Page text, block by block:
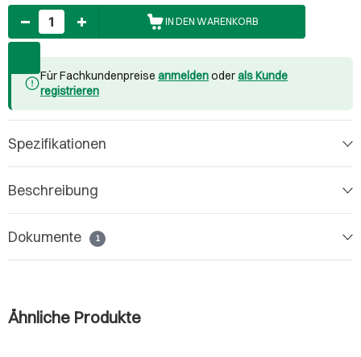
Anzahl
IN DEN WARENKORB
Für Fachkundenpreise anmeldenoderals Kunde
registrieren
Spezifikationen
Beschreibung
Dokumente 1
Ähnliche Produkte